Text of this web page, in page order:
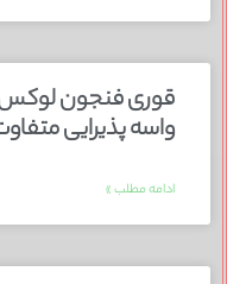
واسه پذیرایی
ادامه مطلب »